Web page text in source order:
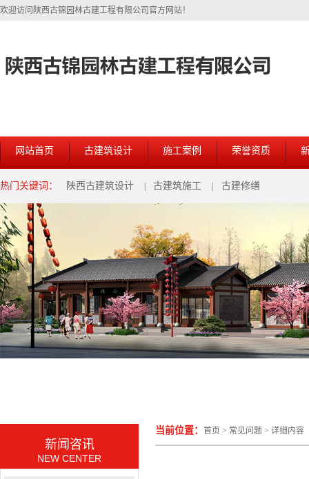
欢迎访问陕西古锦园林古建工程有限公司官方网站！
网站首页 古建筑设计 施工案例 荣誉资质
热门关键词： 陕西古建筑设计 古建筑施工 古建修缮
当前位置： 首页 > 常见问题 > 详细内容
新闻咨讯
NEW CENTER